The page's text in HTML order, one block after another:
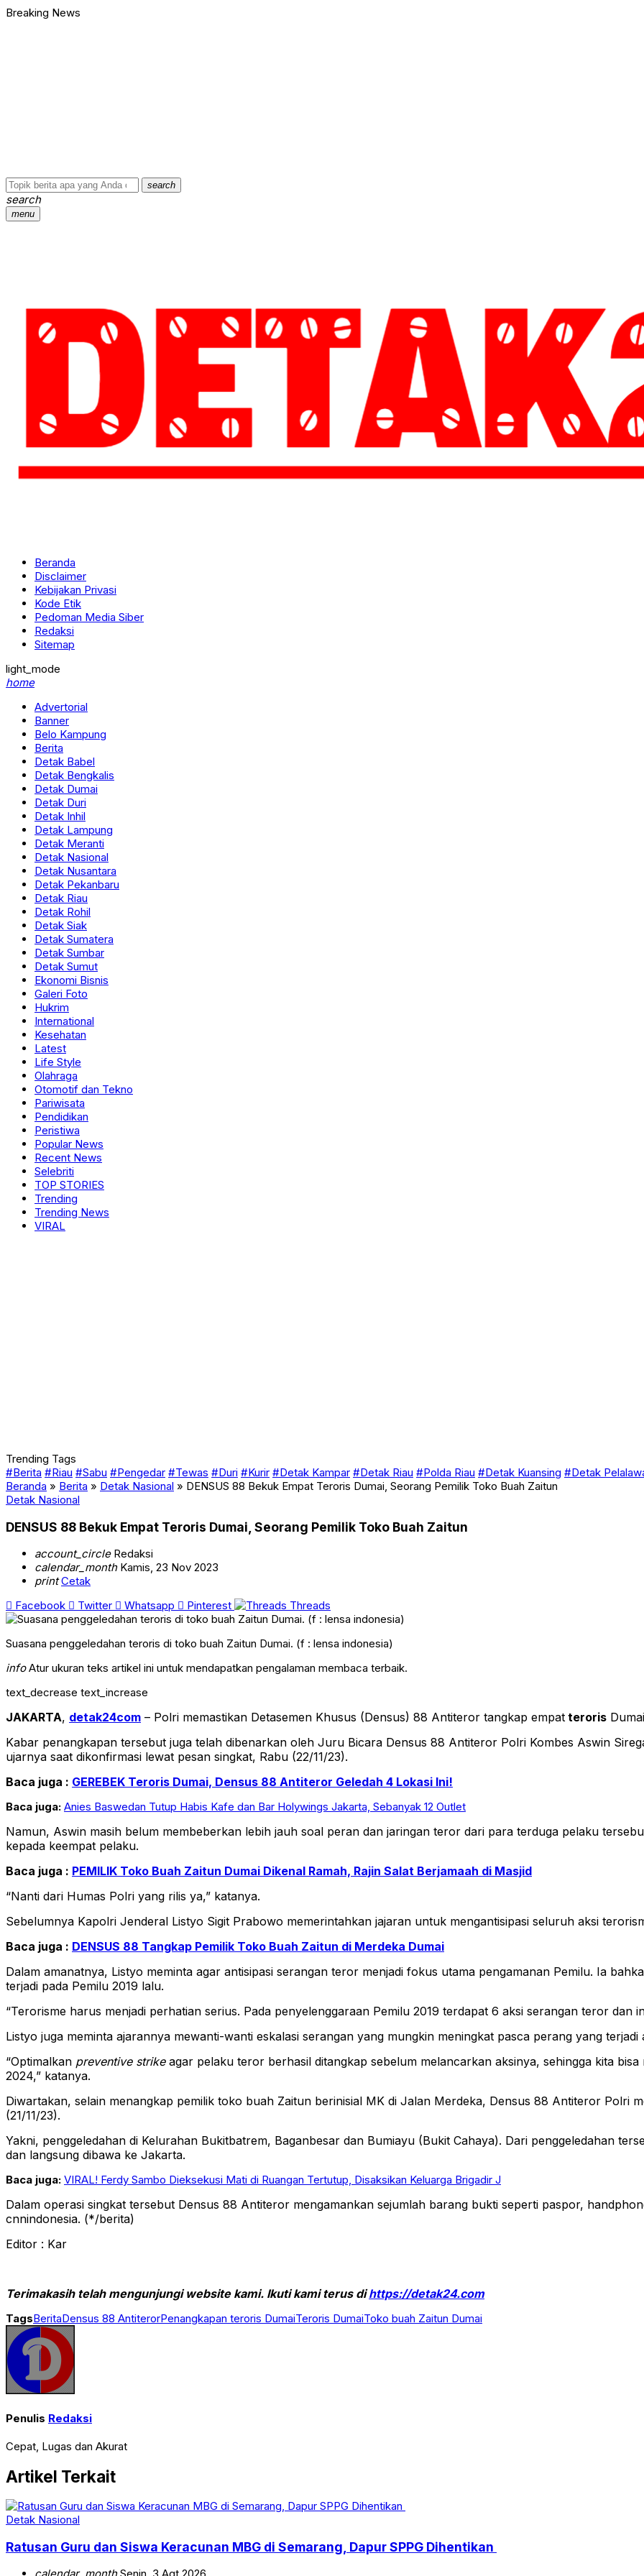
Breaking News
search
search
menu
Beranda
Disclaimer
Kebijakan Privasi
Kode Etik
Pedoman Media Siber
Redaksi
Sitemap
light_mode
home
Advertorial
Banner
Belo Kampung
Berita
Detak Babel
Detak Bengkalis
Detak Dumai
Detak Duri
Detak Inhil
Detak Lampung
Detak Meranti
Detak Nasional
Detak Nusantara
Detak Pekanbaru
Detak Riau
Detak Rohil
Detak Siak
Detak Sumatera
Detak Sumbar
Detak Sumut
Ekonomi Bisnis
Galeri Foto
Hukrim
International
Kesehatan
Latest
Life Style
Olahraga
Otomotif dan Tekno
Pariwisata
Pendidikan
Peristiwa
Popular News
Recent News
Selebriti
TOP STORIES
Trending
Trending News
VIRAL
Trending Tags
#Berita #Riau #Sabu #Pengedar #Tewas #Duri #Kurir #Detak Kampar #Detak Riau #Polda Riau #Detak Kuansing #Detak
Beranda » Berita » Detak Nasional » DENSUS 88 Bekuk Empat Teroris Dumai, Seorang Pemilik Toko Buah Zaitun
Detak Nasional
DENSUS 88 Bekuk Empat Teroris Dumai, Seorang Pemilik Toko Buah Zaitun
account_circleRedaksi
calendar_monthKamis, 23 Nov 2023
print Cetak
Facebook
Twitter Whatsapp Pinterest Threads
Suasana penggeledahan teroris di toko buah Zaitun Dumai. (f : lensa indonesia)
infoAtur ukuran teks artikel ini untuk mendapatkan pengalaman membaca terbaik.
text_decrease text_increase
JAKARTA, detak24com – Polri memastikan Detasemen Khusus (Densus) 88 Antiteror tangkap empat teroris
Kabar penangkapan tersebut juga telah dibenarkan oleh Juru Bicara Densus 88 Antiteror Polri Kombes Aswin
ujarnya saat dikonfirmasi lewat pesan singkat, Rabu (22/11/23).
Baca juga : GEREBEK Teroris Dumai, Densus 88 Antiteror Geledah 4 Lokasi Ini!
Baca juga: Anies Baswedan Tutup Habis Kafe dan Bar Holywings Jakarta, Sebanyak 12 Outlet
Namun, Aswin masih belum membeberkan lebih jauh soal peran dan jaringan teror dari para terduga pelaku
kepada keempat pelaku.
Baca juga : PEMILIK Toko Buah Zaitun Dumai Dikenal Ramah, Rajin Salat Berjamaah di Masjid
“Nanti dari Humas Polri yang rilis ya,” katanya.
Sebelumnya Kapolri Jenderal Listyo Sigit Prabowo memerintahkan jajaran untuk mengantisipasi seluruh aksi
Baca juga : DENSUS 88 Tangkap Pemilik Toko Buah Zaitun di Merdeka Dumai
Dalam amanatnya, Listyo meminta agar antisipasi serangan teror menjadi fokus utama pengamanan Pemilu. Ia
terjadi pada Pemilu 2019 lalu.
“Terorisme harus menjadi perhatian serius. Pada penyelenggaraan Pemilu 2019 terdapat 6 aksi serangan teror dan
Listyo juga meminta ajarannya mewanti-wanti eskalasi serangan yang mungkin meningkat pasca perang yang terjadi
“Optimalkan preventive strikeagar pelaku teror berhasil ditangkap sebelum melancarkan aksinya, sehingga kita
2024,” katanya.
Diwartakan, selain menangkap pemilik toko buah Zaitun berinisial MK di Jalan Merdeka, Densus 88 Antiteror Polri
(21/11/23).
Yakni, penggeledahan di Kelurahan Bukitbatrem, Baganbesar dan Bumiayu (Bukit Cahaya). Dari penggeledahan
dan langsung dibawa ke Jakarta.
Baca juga: VIRAL! Ferdy Sambo Dieksekusi Mati di Ruangan Tertutup, Disaksikan Keluarga Brigadir J
Dalam operasi singkat tersebut Densus 88 Antiteror mengamankan sejumlah barang bukti seperti paspor,
cnnindonesia. (*/berita)
Editor : Kar
Terimakasih telah mengunjungi website kami. Ikuti kami terus dihttps://detak24.com
TagsBeritaDensus 88 AntiterorPenangkapan teroris DumaiTeroris DumaiToko buah Zaitun Dumai
Penulis Redaksi
Cepat, Lugas dan Akurat
Artikel Terkait
Detak Nasional
Ratusan Guru dan Siswa Keracunan MBG di Semarang, Dapur SPPG Dihentikan